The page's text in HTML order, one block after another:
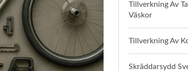
Tillverkning Av
Väskor
Tillverkning Av
Skräddarsydd